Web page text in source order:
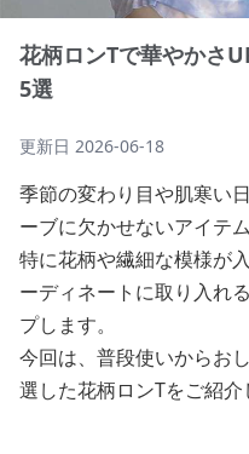
花柄ロンTで華やかさ
5選
更新日 2026-06-18
季節の変わり目や肌寒い
ーブに欠かせないアイテム
特に花柄や繊細な模様が
ーディネートに取り入れ
プします。
今回は、普段使いからお
選した花柄ロンTをご紹介